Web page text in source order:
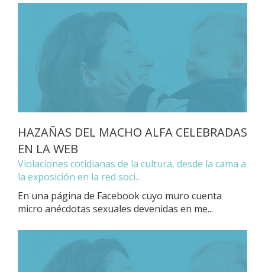
HAZAÑAS DEL MACHO ALFA CELEBRADAS
EN LA WEB
Violaciones cotidianas de la cultura, desde la cama a
la exposición en la red soci...
En una página de Facebook cuyo muro cuenta
micro anécdotas sexuales devenidas en me...